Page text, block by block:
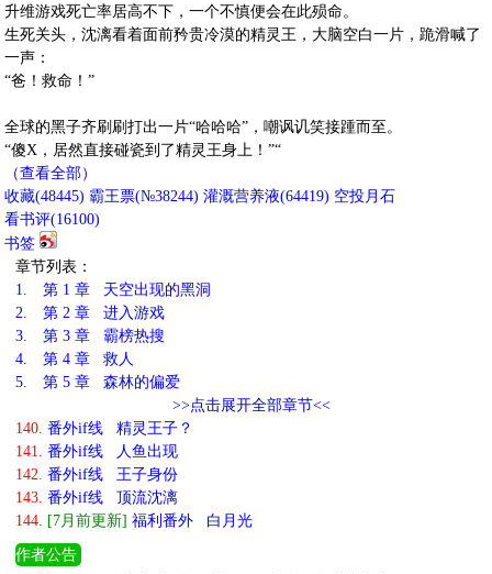
升维游戏死亡率居高不下，一个不慎便会在此殒命。
生死关头，沈漓看着面前矜贵冷漠的精灵王，大脑空白一片，跪滑喊了
一声：
“爸！救命！”
全球的黑子齐刷刷打出一片“哈哈哈”，嘲讽讥笑接踵而至。
“傻X，居然直接碰瓷到了精灵王身上！”“
（查看全部）
收藏(48445) 霸王票(№38244) 灌溉营养液(64419) 空投月石
看书评(16100)
书签
章节列表：
1.
第 1 章 天空出现的黑洞
2.
第 2 章 进入游戏
3.
第 3 章 霸榜热搜
4.
第 4 章 救人
5.
第 5 章 森林的偏爱
>>点击展开全部章节<<
140. 番外if线 精灵王子？
141. 番外if线 人鱼出现
142. 番外if线 王子身份
143. 番外if线 顶流沈漓
144. [7月前更新] 福利番外 白月光
作者公告